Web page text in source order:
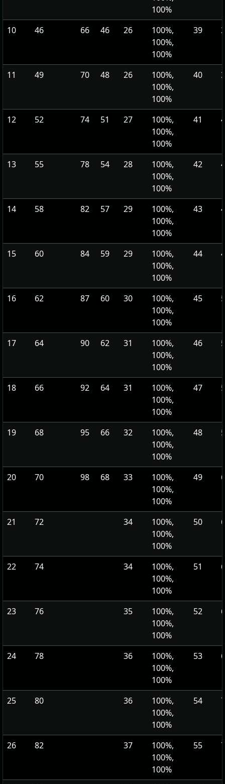
100%
10
46 66 46 26
100%,
100%,
100%
39
11 49 70 48 26
100%,
100%,
100%
40
12 52 74 51 27
100%,
100%,
100%
41
13 55 78 54 28
100%,
100%,
100%
42
14 58 82 57 29
100%,
100%,
100%
43
15 60 84 59 29
100%,
100%,
100%
44
16 62 87 60 30
100%,
100%,
100%
45
17 64 90 62 31
100%,
100%,
100%
46
18 66 92 64 31
100%,
100%,
100%
47
19 68 95 66 32
100%,
100%,
100%
48
20 70 98 68 33
100%,
100%,
100%
49
21 72 34
100%,
100%,
100%
50
22 74 34
100%,
100%,
100%
51
23 76 35
100%,
100%,
100%
52
24 78 36
100%,
100%,
100%
53
25 80 36
100%,
100%,
100%
54
26 82 37
100%,
100%,
100%
55